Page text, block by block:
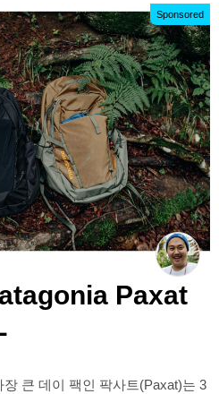
Sponsored
Paxat
큰 데이 팩인 팍사트(Paxat)는 3